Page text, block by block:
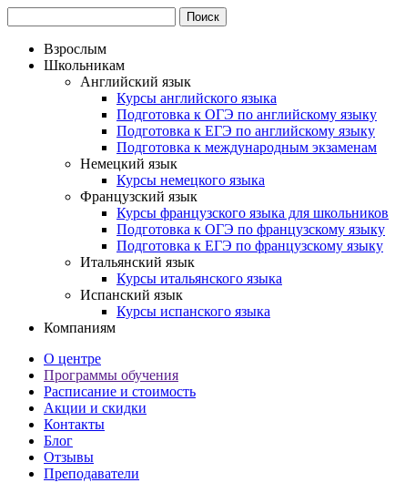
Взрослым
Школьникам
Английский язык
Курсы английского языка
Подготовка к ОГЭ по английскому языку
Подготовка к ЕГЭ по английскому языку
Подготовка к международным экзаменам
Немецкий язык
Курсы немецкого языка
Французский язык
Курсы французского языка для школьников
Подготовка к ОГЭ по французскому языку
Подготовка к ЕГЭ по французскому языку
Итальянский язык
Курсы итальянского языка
Испанский язык
Курсы испанского языка
Компаниям
О центре
Программы обучения
Расписание и стоимость
Акции и скидки
Контакты
Блог
Отзывы
Преподаватели